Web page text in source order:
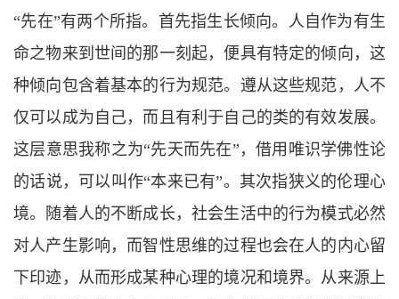
“先在”有两个所指。首先指生长倾向。人自作为有生
命之物来到世间的那一刻起，便具有特定的倾向，这
种倾向包含着基本的行为规范。遵从这些规范，人不
仅可以成为自己，而且有利于自己的类的有效发展。
这层意思我称之为“先天而先在” ，借用唯识学佛性论
的话说，可以叫作“本来已有”。其次指狭义的伦理心
境。随着人的不断成长，社会生活中的行为模式必然
对人产生影响，而智性思维的过程也会在人的内心留
下印迹，从而形成某种心理的境况和境界。从来源上